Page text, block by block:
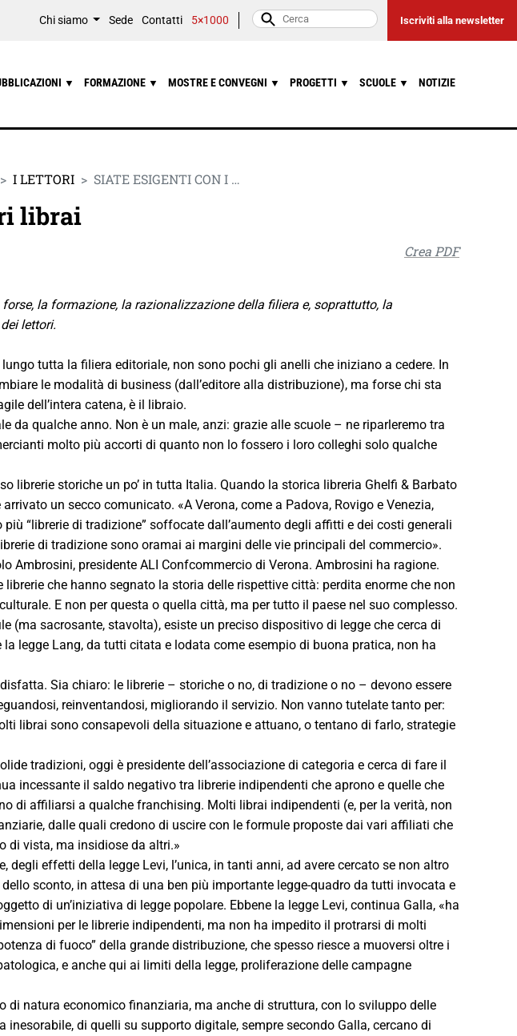
Chi siamo Sede Contatti 5×1000 Iscriviti alla newsletter
▼ FORMAZIONE ▼ MOSTRE E CONVEGNI ▼ PROGETTI ▼ SCUOLE ▼ NOTIZIE
I LETTORI SIATE ESIGENTI CON I …
librai
Crea PDF
la formazione, la razionalizzazione della filiera e, soprattutto, la
lettori.
lungo tutta la filiera editoriale, non sono pochi gli anelli che iniziano a cedere. In
le modalità di business (dall’editore alla distribuzione), ma forse chi sta
dell’intera catena, è il libraio.
da qualche anno. Non è un male, anzi: grazie alle scuole – ne riparleremo tra
molto più accorti di quanto non lo fossero i loro colleghi solo qualche
librerie storiche un po’ in tutta Italia. Quando la storica libreria Ghelfi & Barbato
un secco comunicato. «A Verona, come a Padova, Rovigo e Venezia,
“librerie di tradizione” soffocate dall’aumento degli affitti e dei costi generali
di tradizione sono oramai ai margini delle vie principali del commercio».
Ambrosini, presidente ALI Confcommercio di Verona. Ambrosini ha ragione.
che hanno segnato la storia delle rispettive città: perdita enorme che non
E non per questa o quella città, ma per tutto il paese nel suo complesso.
(ma sacrosante, stavolta), esiste un preciso dispositivo di legge che cerca di
legge Lang, da tutti citata e lodata come esempio di buona pratica, non ha
Sia chiaro: le librerie – storiche o no, di tradizione o no – devono essere
reinventandosi, migliorando il servizio. Non vanno tutelate tanto per:
librai sono consapevoli della situazione e attuano, o tentano di farlo, strategie
tradizioni, oggi è presidente dell’associazione di categoria e cerca di fare il
incessante il saldo negativo tra librerie indipendenti che aprono e quelle che
di affiliarsi a qualche franchising. Molti librai indipendenti (e, per la verità, non
dalle quali credono di uscire con le formule proposte dai vari affiliati che
di vista, ma insidiose da altri.»
degli effetti della legge Levi, l’unica, in tanti anni, ad avere cercato se non altro
sconto, in attesa di una ben più importante legge-quadro da tutti invocata e
di un’iniziativa di legge popolare. Ebbene la legge Levi, continua Galla, «ha
per le librerie indipendenti, ma non ha impedito il protrarsi di molti
di fuoco” della grande distribuzione, che spesso riesce a muoversi oltre i
e anche qui ai limiti della legge, proliferazione delle campagne
di natura economico finanziaria, ma anche di struttura, con lo sviluppo delle
inesorabile, di quelli su supporto digitale, sempre secondo Galla, cercano di